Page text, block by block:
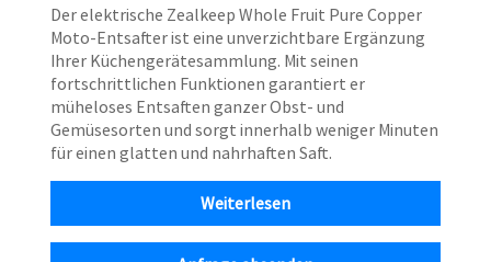
Der elektrische Zealkeep Whole Fruit Pure Copper
Moto-Entsafter ist eine unverzichtbare Ergänzung
Ihrer Küchengerätesammlung. Mit seinen
fortschrittlichen Funktionen garantiert er
müheloses Entsaften ganzer Obst- und
Gemüsesorten und sorgt innerhalb weniger Minuten
für einen glatten und nahrhaften Saft.
Weiterlesen